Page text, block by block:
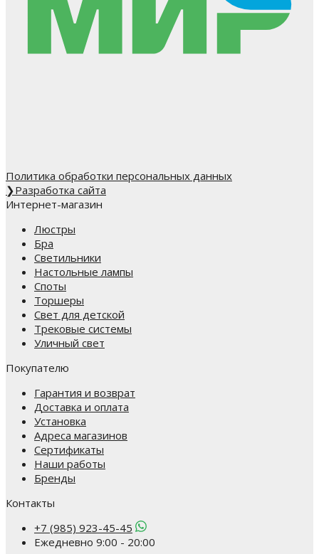
Политика обработки персональных данных
❯Разработка сайта
Интернет-магазин
Люстры
Бра
Светильники
Настольные лампы
Споты
Торшеры
Свет для детской
Трековые системы
Уличный свет
Покупателю
Гарантия и возврат
Доставка и оплата
Установка
Адреса магазинов
Сертификаты
Наши работы
Бренды
Контакты
+7 (985) 923-45-45
Ежедневно 9:00 - 20:00